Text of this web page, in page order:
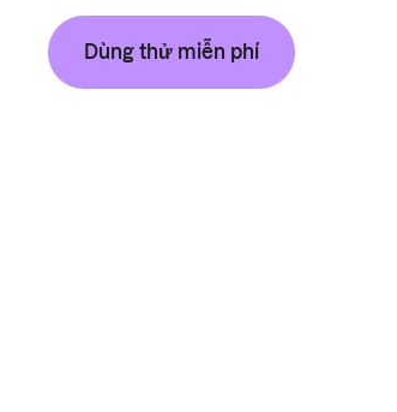
Dùng thử miễn phí